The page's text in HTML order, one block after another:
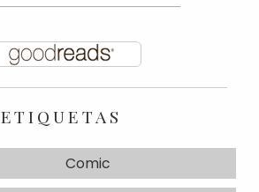
ETIQUETAS
Comic